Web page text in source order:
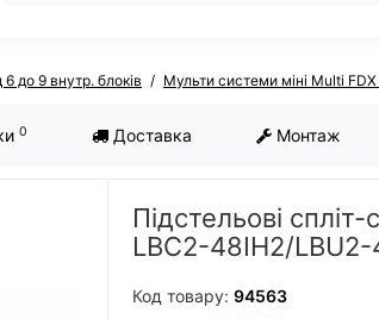
до 9 внутр. блоків Мульти системи міні Multi FDX
0 Доставка Монтаж
Підстельові
LBC2-48IH2/LBU2-
Код товару: 94563